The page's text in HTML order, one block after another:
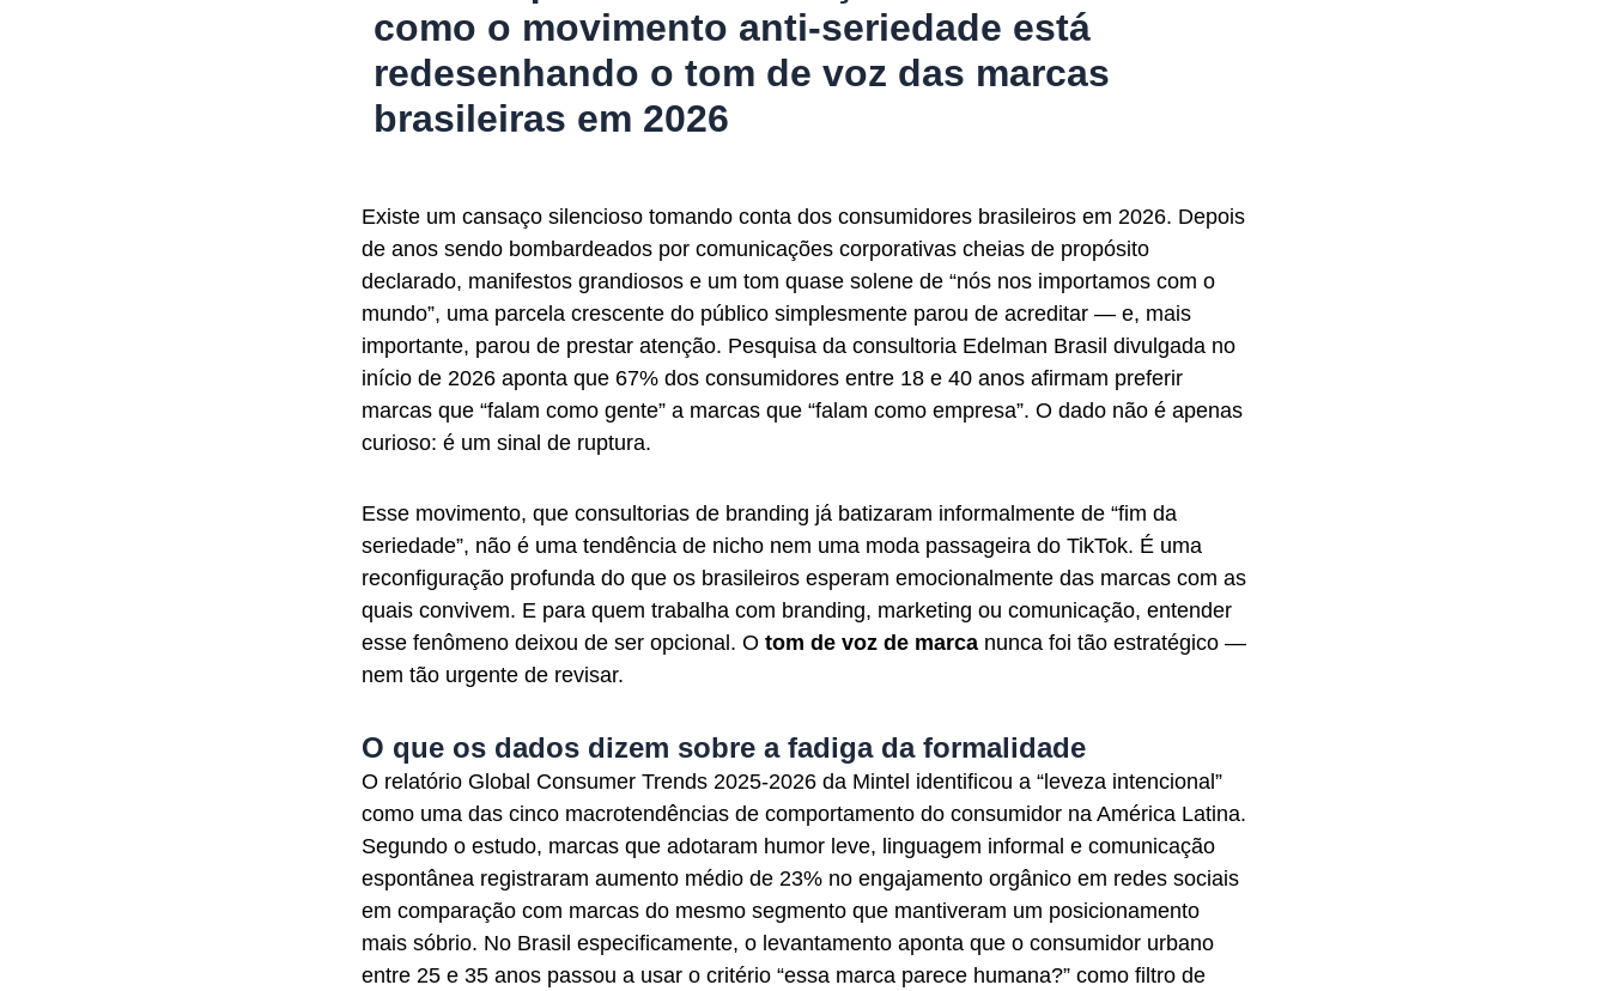
como o movimento anti-seriedade está
redesenhando o tom de voz das marcas
brasileiras em 2026
Existe um cansaço silencioso tomando conta dos consumidores brasileiros em 2026. Depois
de anos sendo bombardeados por comunicações corporativas cheias de propósito
declarado, manifestos grandiosos e um tom quase solene de “nós nos importamos com o
mundo”, uma parcela crescente do público simplesmente parou de acreditar — e, mais
importante, parou de prestar atenção. Pesquisa da consultoria Edelman Brasil divulgada no
início de 2026 aponta que 67% dos consumidores entre 18 e 40 anos afirmam preferir
marcas que “falam como gente” a marcas que “falam como empresa”. O dado não é apenas
curioso: é um sinal de ruptura.
Esse movimento, que consultorias de branding já batizaram informalmente de “fim da
seriedade”, não é uma tendência de nicho nem uma moda passageira do TikTok. É uma
reconfiguração profunda do que os brasileiros esperam emocionalmente das marcas com as
quais convivem. E para quem trabalha com branding, marketing ou comunicação, entender
esse fenômeno deixou de ser opcional. Otom de voz de marca nunca foi tão estratégico —
nem tão urgente de revisar.
O que os dados dizem sobre a fadiga da formalidade
O relatório Global Consumer Trends 2025-2026 da Mintel identificou a “leveza intencional”
como uma das cinco macrotendências de comportamento do consumidor na América Latina.
Segundo o estudo, marcas que adotaram humor leve, linguagem informal e comunicação
espontânea registraram aumento médio de 23% no engajamento orgânico em redes sociais
em comparação com marcas do mesmo segmento que mantiveram um posicionamento
mais sóbrio. No Brasil especificamente, o levantamento aponta que o consumidor urbano
entre 25 e 35 anos passou a usar o critério “essa marca parece humana?” como filtro de